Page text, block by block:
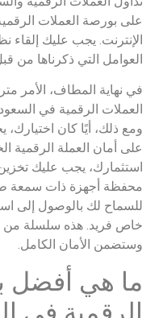
على بورصة العملات
الإنترنت. يجب عليك
العوامل التي ذكرناها من
في نهاية المطاف، الأمر
العملات الرقمية في
ومع ذلك، أيًا كان
على أمان العملة الرقمية
استثمارك، يجب عليك
محفظة أجهزة ذات سمعة
للسماح لك بالوصول إلى
خاص فريد. هذه سلسلة من
وستضمن الأمان الكامل.
ما هي أفضل